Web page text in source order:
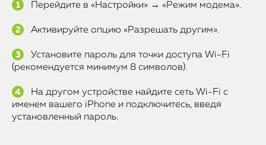
Перейдите в «Настройки» → «Режим модема».
Активируйте опцию «Разрешать другим».
Установите пароль для точки доступа Wi-Fi
(рекомендуется минимум 8 символов).
На другом устройстве найдите сеть Wi-Fi с
именем вашего iPhone и подключитесь, введя
установленный пароль.